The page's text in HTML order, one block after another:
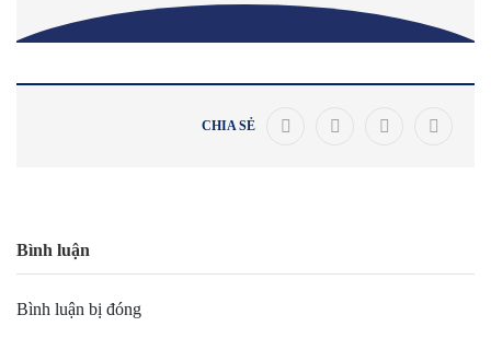
CHIA SẺ
Bình luận
Bình luận bị đóng